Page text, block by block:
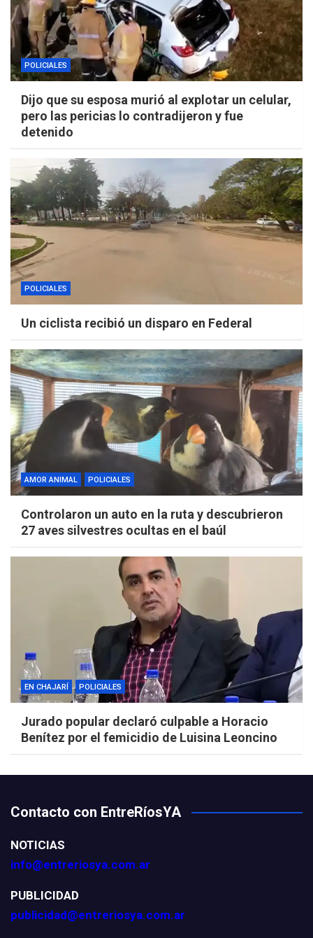
POLICIALES
Dijo que su esposa murió al explotar un celular,
pero las pericias lo contradijeron y fue
detenido
POLICIALES
Un ciclista recibió un disparo en Federal
AMOR ANIMAL POLICIALES
Controlaron un auto en la ruta y descubrieron
27 aves silvestres ocultas en el baúl
EN CHAJARÍ POLICIALES
Jurado popular declaró culpable a Horacio
Benítez por el femicidio de Luisina Leoncino
Contacto con EntreRíosYA
NOTICIAS
info@entreriosya.com.ar
PUBLICIDAD
publicidad@entreriosya.com.ar